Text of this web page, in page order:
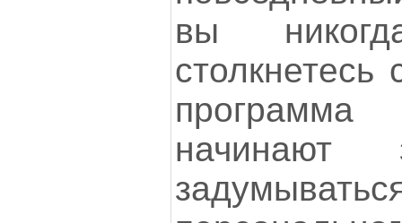
вы
столкнетесь
начинают